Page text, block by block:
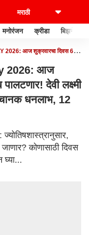
मनोरंजन क्रीडा बिझनेस
2026: आज शुक्रवारचा दिवस 6
2026: आज
देवी लक्ष्मी
धनलाभ, 12
कोणासाठी दिवस